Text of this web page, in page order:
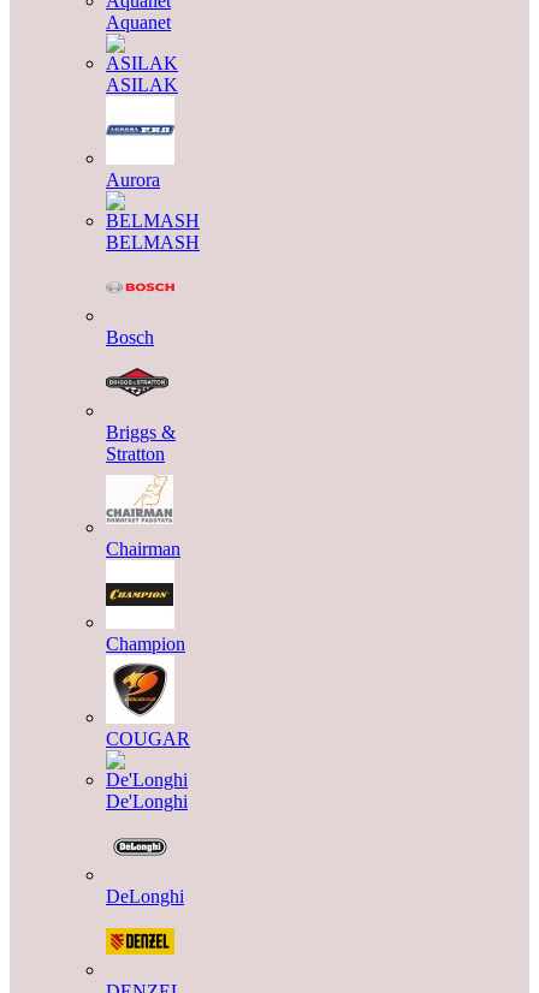
Aquanet
ASILAK
Aurora
BELMASH
Bosch
Briggs &
Stratton
Chairman
Champion
COUGAR
De'Longhi
DeLonghi